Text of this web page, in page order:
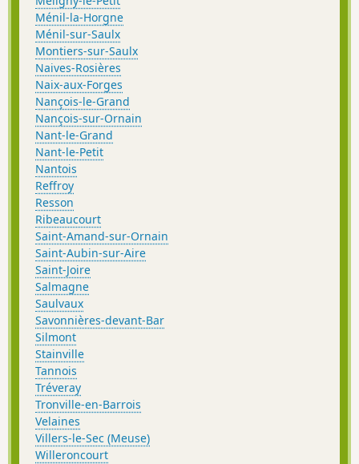
Ménil-la-Horgne
Ménil-sur-Saulx
Montiers-sur-Saulx
Naives-Rosières
Naix-aux-Forges
Nançois-le-Grand
Nançois-sur-Ornain
Nant-le-Grand
Nant-le-Petit
Nantois
Reffroy
Resson
Ribeaucourt
Saint-Amand-sur-Ornain
Saint-Aubin-sur-Aire
Saint-Joire
Salmagne
Saulvaux
Savonnières-devant-Bar
Silmont
Stainville
Tannois
Tréveray
Tronville-en-Barrois
Velaines
Villers-le-Sec (Meuse)
Willeroncourt